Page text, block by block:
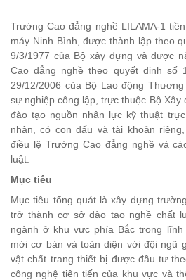
Trường Cao đẳng nghề LILAMA-1
máy Ninh Bình, được thành lập theo
9/3/1977 của Bộ xây dựng và được
Cao đẳng nghề theo quyết định số
29/12/2006 của Bộ Lao động
sự nghiệp công lập, trực thuộc Bộ Xây
đào tạo nguồn nhân lực kỹ thuật
nhân, có con dấu và tài khoản
điều lệ Trường Cao đẳng nghề và
luật.
Mục tiêu
Mục tiêu tổng quát là xây dựng
trở thành cơ sở đào tạo nghề chất
ngành ở khu vực phía Bắc trong
mới cơ bản và toàn diện với đội ngũ
vật chất trang thiết bị được đầu tư
công nghệ tiên tiến của khu vực và